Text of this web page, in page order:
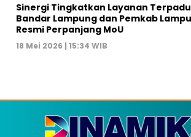
Sinergi Tingkatkan Layanan Terpadu,
Bandar Lampung dan Pemkab
Resmi Perpanjang MoU
18 Mei 2026 | 15:34 WIB